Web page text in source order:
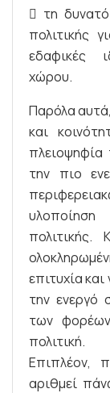
 τη
πολιτικής
εδαφικές
χώρου.
Παρόλα
και
πλειοψηφία
την πιο
επιτυχία
την ενεργό
των
πολιτική.
Επιπλέον,
αριθμεί